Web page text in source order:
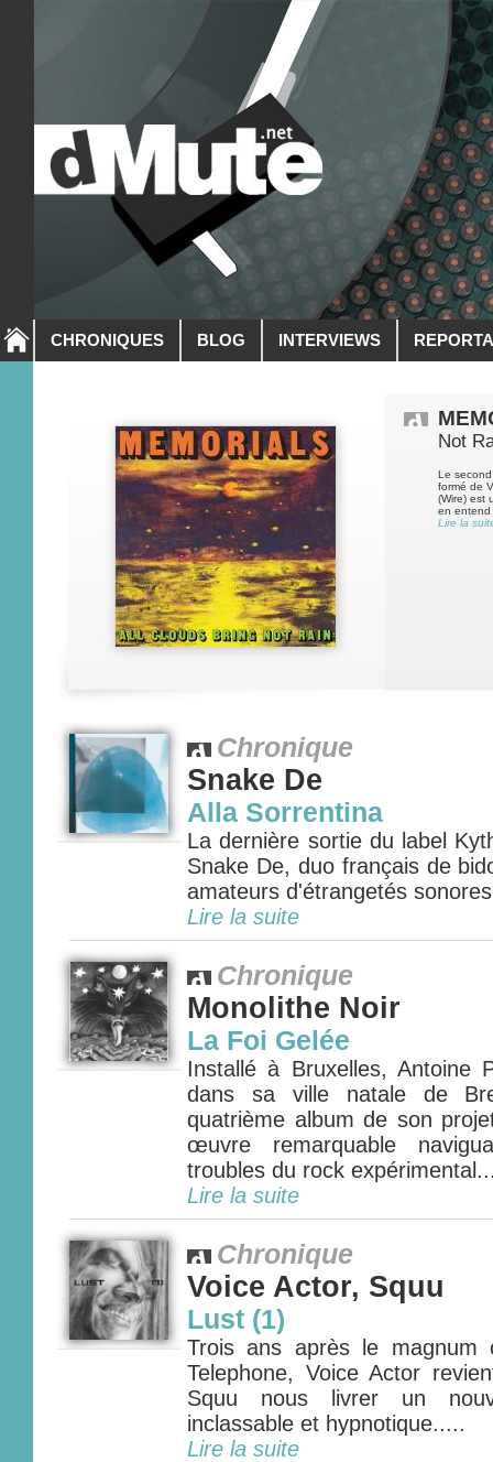
CHRONIQUES BLOG INTERVIEWS
Not
Le
formé de
(Wire) est
en
Lire la
Chronique
Snake De
Alla Sorrentina
La dernière sortie du label
Snake De, duo français de
amateurs d'étrangetés
Lire la suite
Chronique
Monolithe Noir
La Foi Gelée
Installé à Bruxelles, Antoine
dans sa ville natale de
quatrième album de son
œuvre remarquable
troubles du rock
Lire la suite
Chronique
Voice Actor, Squu
Lust (1)
Trois ans après le magnum
Telephone, Voice Actor
Squu nous livrer un
inclassable et hypnotique.....
Lire la suite